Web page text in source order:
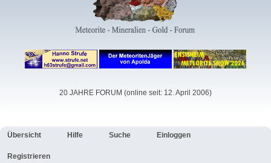
20 JAHRE FORUM (online seit: 12. April 2006)
Übersicht Hilfe Suche Einloggen
Registrieren